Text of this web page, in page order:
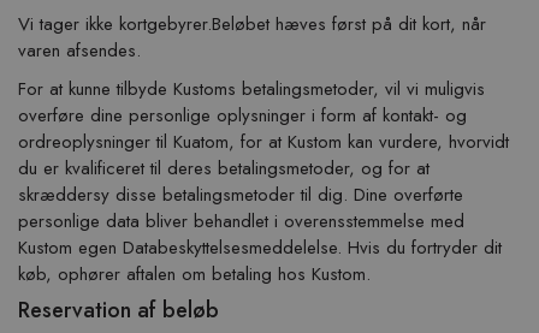
Vi tager ikke kortgebyrer.Beløbet hæves først på dit kort, når
varen afsendes.
For at kunne tilbyde Kustoms betalingsmetoder, vil vi muligvis
overføre dine personlige oplysninger i form af kontakt- og
ordreoplysninger til Kuatom, for at Kustom kan vurdere, hvorvidt
du er kvalificeret til deres betalingsmetoder, og for at
skræddersy disse betalingsmetoder til dig. Dine overførte
personlige data bliver behandlet i overensstemmelse med
Kustom egen Databeskyttelsesmeddelelse. Hvis du fortryder dit
køb, ophører aftalen om betaling hos Kustom.
Reservation af beløb